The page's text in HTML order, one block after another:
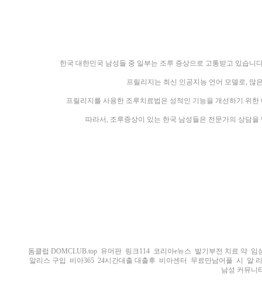
한국 대한민국 남성들 중 일부는 조루 증상으로 고통받고 있습
프릴리지는 최신 인공지능 언어 모델로, 많
프릴리지를 사용한 조루치료법은 성적인 기능을 개선하기 위
따라서, 조루증상이 있는 한국 남성들은 전문가의 상담
돔클럽 DOMCLUB.top 유머판 링크114 코리아e뉴스 발기부전 치료 약 임
알리스 구입
비아365 24시간대출 대출후 비아센터 무료만남어플 시 알
남성 커뮤니